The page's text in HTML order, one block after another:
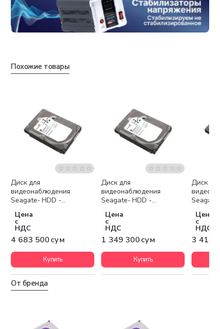
Похожие товары
Бесплатная доставка
Диск для
видеонаблюдения
Seagate- HDD -
Цена
с
НДС
4 683 500 сум
Купить
Бесплатная доставка
Диск для
видеонаблюдения
Seagate- HDD -
Цена
с
НДС
1 349 300 сум
Купить
Диск
Цена
с
НДС
3 412
От бренда